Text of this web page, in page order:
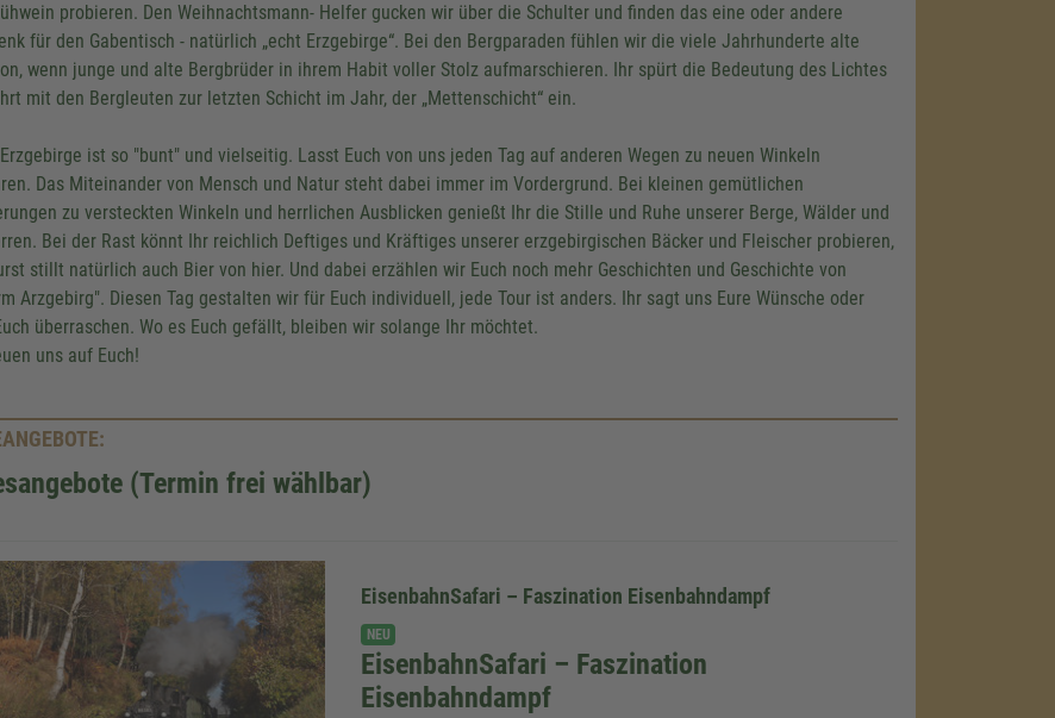
probieren. Den Weihnachtsmann- Helfer gucken wir über die Schulter und finden das eine oder andere
für den Gabentisch - natürlich „echt Erzgebirge“. Bei den Bergparaden fühlen wir die viele Jahrhunderte alte
wenn junge und alte Bergbrüder in ihrem Habit voller Stolz aufmarschieren. Ihr spürt die Bedeutung des Lichtes
mit den Bergleuten zur letzten Schicht im Jahr, der „Mettenschicht“ ein.
ist so "bunt" und vielseitig. Lasst Euch von uns jeden Tag auf anderen Wegen zu neuen Winkeln
Das Miteinander von Mensch und Natur steht dabei immer im Vordergrund. Bei kleinen gemütlichen
zu versteckten Winkeln und herrlichen Ausblicken genießt Ihr die Stille und Ruhe unserer Berge, Wälder und
Bei der Rast könnt Ihr reichlich Deftiges und Kräftiges unserer erzgebirgischen Bäcker und Fleischer probieren,
stillt natürlich auch Bier von hier. Und dabei erzählen wir Euch noch mehr Geschichten und Geschichte von
Arzgebirg". Diesen Tag gestalten wir für Euch individuell, jede Tour ist anders. Ihr sagt uns Eure Wünsche oder
überraschen. Wo es Euch gefällt, bleiben wir solange Ihr möchtet.
uns auf Euch!
(Termin frei wählbar)
EisenbahnSafari – Faszination Eisenbahndampf
NEU
EisenbahnSafari – Faszination
Eisenbahndampf